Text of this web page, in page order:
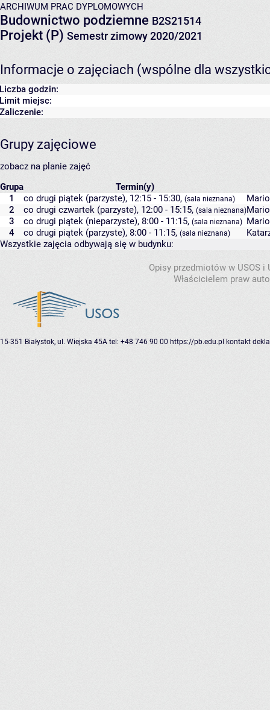
ARCHIWUM PRAC DYPLOMOWYCH
Budownictwo podziemne B2S21514
Projekt (P) Semestr zimowy 2020/2021
Informacje o zajęciach (wspólne dla
Liczba godzin:
Limit miejsc:
Zaliczenie:
Grupy zajęciowe
zobacz na planie zajęć
Grupa
Termin(y)
1
co drugi piątek (parzyste), 12:15 - 15:30, (sala nieznana)
2
co drugi czwartek (parzyste), 12:00 - 15:15, (sala nieznana)
3
co drugi piątek (nieparzyste), 8:00 - 11:15, (sala nieznana)
4
co drugi piątek (parzyste), 8:00 - 11:15, (sala nieznana)
Wszystkie zajęcia odbywają się w budynku:
Opisy przedmiotów w USOS
Właścicielem praw
15-351 Białystok, ul. Wiejska 45A tel: +48 746 90 00 https://pb.edu.pl kontakt